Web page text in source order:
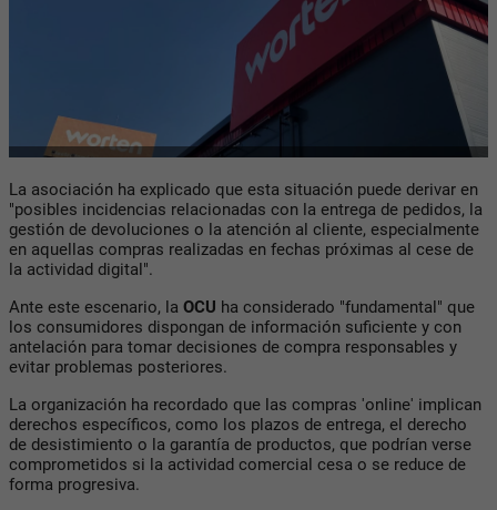
La asociación ha explicado que esta situación puede derivar en
"posibles incidencias relacionadas con la entrega de pedidos, la
gestión de devoluciones o la atención al cliente, especialmente
en aquellas compras realizadas en fechas próximas al cese de
la actividad digital".
Ante este escenario, la OCU ha considerado "fundamental" que
los consumidores dispongan de información suficiente y con
antelación para tomar decisiones de compra responsables y
evitar problemas posteriores.
La organización ha recordado que las compras 'online' implican
derechos específicos, como los plazos de entrega, el derecho
de desistimiento o la garantía de productos, que podrían verse
comprometidos si la actividad comercial cesa o se reduce de
forma progresiva.